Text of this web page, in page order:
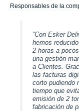
Responsables de la
“Con Esker
hemos
2 horas a
una gestión
a Clientes.
las facturas
corto pudiendo
tiempo que
emisión de 2
fabricación de